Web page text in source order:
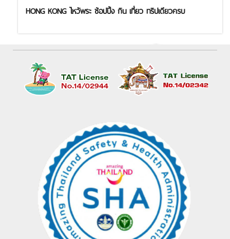
HONG KONG ไหว้พระ ช้อปปิ้ง กิน เที่ยว ทริปเดียวครบ